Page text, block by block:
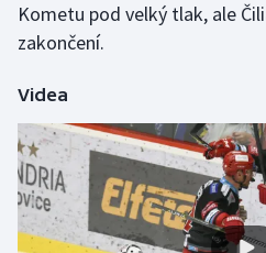
Plážový volejbal
Rychlobruslení
Rychlostní kanoistika
Short track
Kometu pod velký tlak, ale
zakončení.
Videa